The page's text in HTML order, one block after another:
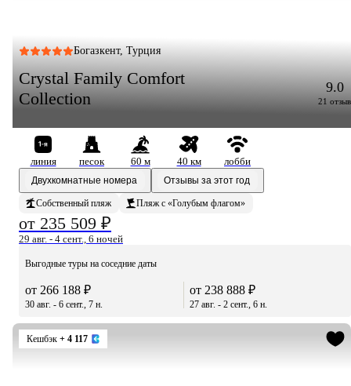
Богазкент, Турция
Crystal Family Comfort
Collection
9.0
21 отзыв
линия песок 60 м 40 км
лобби
Двухкомнатные номера
Отзывы за этот год
Собственный пляж Пляж с «Голубым флагом»
от 235 509 ₽
29 авг. - 4 сент., 6 ночей
Выгодные туры на соседние даты
от 266 188 ₽
30 авг. - 6 сент., 7 н.
от 238 888 ₽
27 авг. - 2 сент., 6 н.
Кешбэк + 4 117